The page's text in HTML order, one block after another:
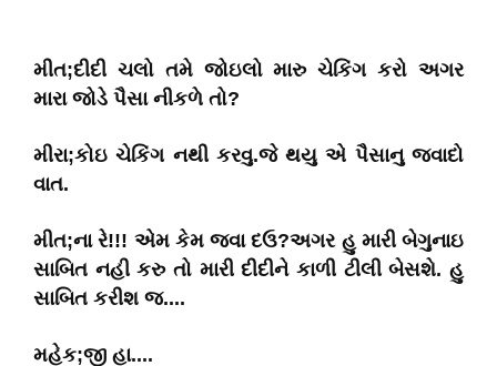
મીત;દીદી ચલો તમે જોઇલો મારુ ચેકિંગ કરો અગર
મારા જોડે પૈસા નીકળે તો?
મીરા;કોઇ ચેકિંગ નથી કરવુ.જે થયુ એ પૈસાનુ જવાદો
વાત.
મીત;ના રે!!! એમ કેમ જવા દઉ?અગર હુ મારી બેગુનાઇ
સાબિત નહી કરુ તો મારી દીદીને કાળી ટીલી બેસશે. હુ
સાબિત કરીશ જ....
મહેક;જી હા....